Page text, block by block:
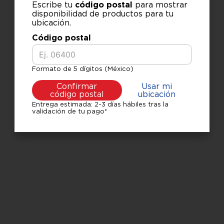
¿Qué debo hacer?
Comprueba los términos
ingresados
Intenta utilizar una sola
palabra
la búsqueda
Intenta buscar sinónimos del
término deseado
Escribe tu código postal para mostrar
disponibilidad de productos para tu
ubicación.
Código postal
Formato de 5 dígitos (México)
Confirmar
código postal
Usar mi
ubicación
Entrega estimada: 2-3 días hábiles tras la
validación de tu pago*
10. sala